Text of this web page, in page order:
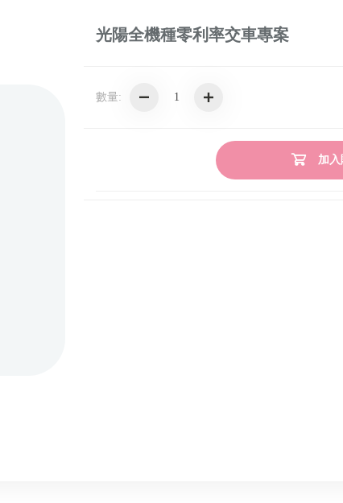
商用車種
跑旅車種
光陽全機種零利率交車專案
數量:
加